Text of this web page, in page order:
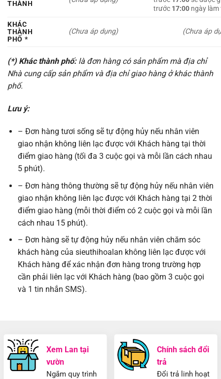
THÀNH
trước 17:00 ngày làm
KHÁC
THÀNH
PHỐ *
(Chưa áp dụng) (Chưa áp
(*) Khác thành phố:là đơn hàng có sản phẩm mà địa chỉ
Nhà cung cấp sản phẩm và địa chỉ giao hàng ở khác thành
phố.
Lưu ý:
– Đơn hàng tươi sống sẽ tự động hủy nếu nhân viên
giao nhận không liên lạc được với Khách hàng tại thời
điểm giao hàng (tối đa 3 cuộc gọi và mỗi lần cách nhau
5 phút).
– Đơn hàng thông thường sẽ tự động hủy nếu nhân viên
giao nhận không liên lạc được với Khách hàng tại 2 thời
điểm giao hàng (mỗi thời điểm có 2 cuộc gọi và mỗi lần
cách nhau 15 phút).
– Đơn hàng sẽ tự động hủy nếu nhân viên chăm sóc
khách hàng của sieuthihoalan không liên lạc được với
Khách hàng để xác nhận đơn hàng trong trường hợp
cần phải liên lạc với Khách hàng (bao gồm 3 cuộc gọi
và 1 tin nhắn SMS).
Xem Lan tại
vườn
Ngắm quy trình
Chính sách đổi
trả
Đổi trả linh hoạt